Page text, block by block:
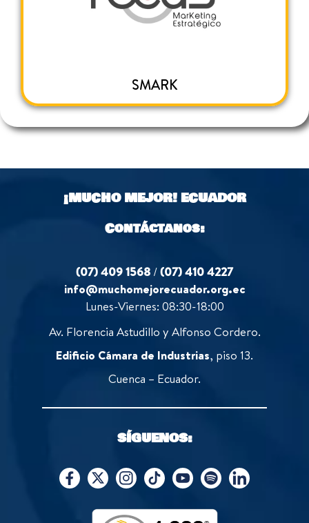
SMARK
¡MUCHO MEJOR!ECUADOR
Contáctanos:
(07) 409 1568 /(07) 410 4227
info@muchomejorecuador.org.ec
Lunes-Viernes: 08:30-18:00
Av. Florencia Astudillo y Alfonso Cordero.
Edificio Cámara de Industrias, piso 13.
Cuenca – Ecuador.
SÍGUENOS: